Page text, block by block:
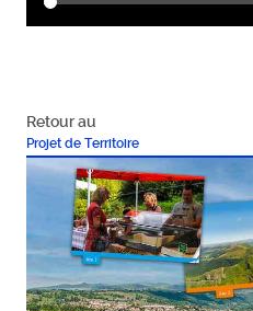
Projet de Territoire
Retour au